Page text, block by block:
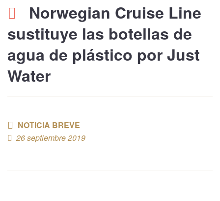
Norwegian Cruise Line
sustituye las botellas de
agua de plástico porJust
Water
NOTICIA BREVE
26 septiembre 2019